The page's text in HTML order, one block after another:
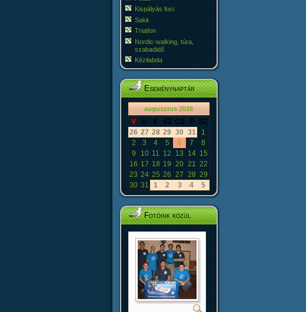
Kispályás foci
Sakk
Triatlon
Nordic-walking, túra,
szabadidő
Kézilabda
Eseménynaptár
«< augusztus 2026 >»
V H K SZ CS P
SZ
26 27 28 29 30 31
1
2
3 4 5 6 7
8
9
10 11 12 13 14 15
16 17 18 19 20 21 22
23 24 25 26 27 28 29
30 31 1 2 3 4 5
Fotóink közül